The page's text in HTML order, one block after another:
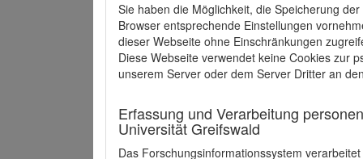
Sie haben die Möglichkeit, die Speicherung
Browser entsprechende Einstellungen
dieser Webseite ohne Einschränkungen
Diese Webseite verwendet keine Cookies zur
unserem Server oder dem Server Dritter an
Erfassung und Verarbeitung
Universität Greifswald
Das Forschungsinformationssystem